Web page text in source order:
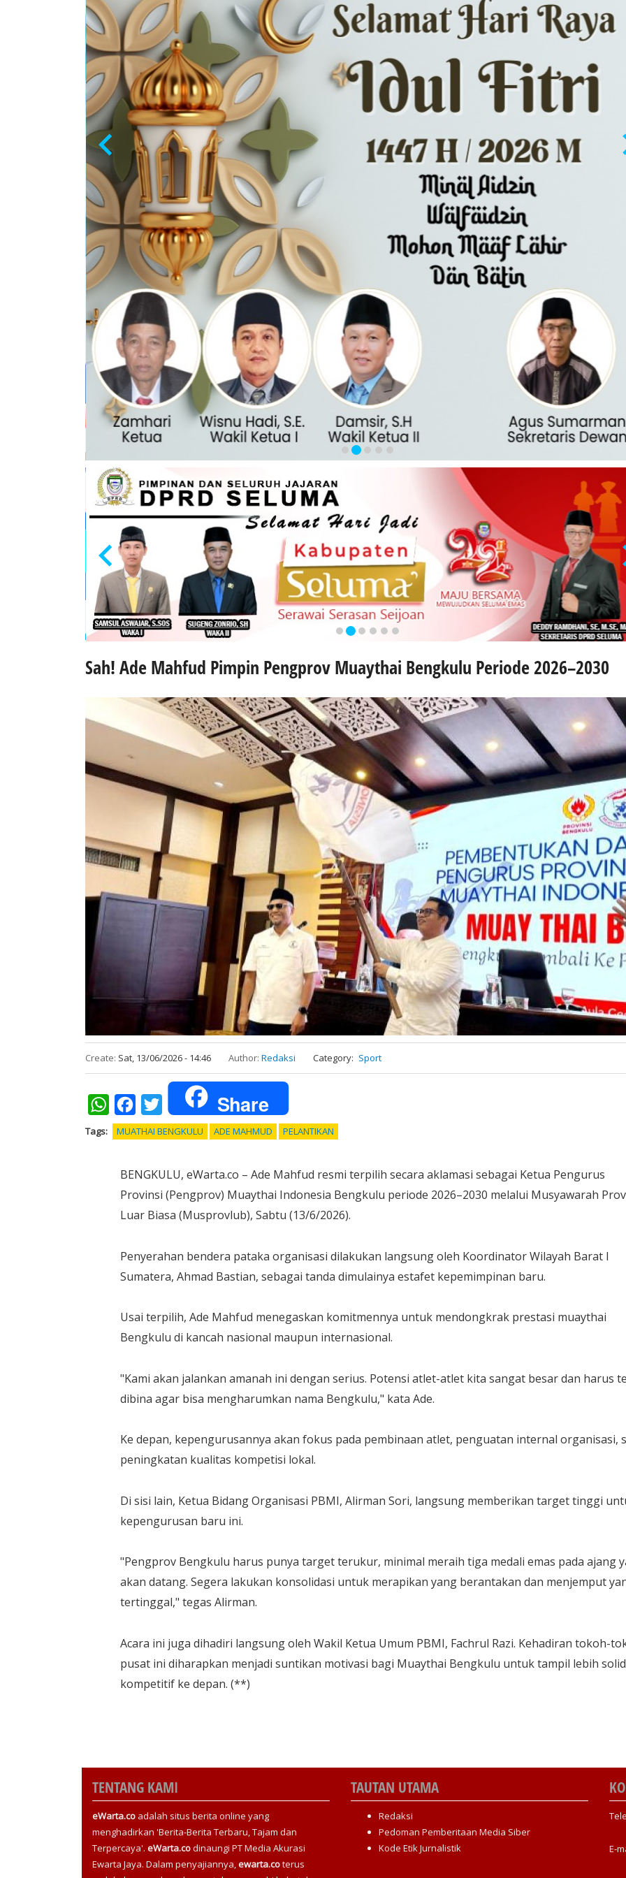
Sah! Ade Mahfud Pimpin Pengprov Muaythai Bengkulu Periode 2026–2030
Create: Sat, 13/06/2026 - 14:46 Author: Redaksi Category Sport
WhatsAppFacebookTwitter Share
Tags MUATHAI BENGKULU ADE MAHMUD PELANTIKAN
BENGKULU, eWarta.co – Ade Mahfud resmi terpilih secara aklamasi sebagai Ketua Pengurus
Provinsi (Pengprov) Muaythai Indonesia Bengkulu periode 2026–2030 melalui Musyawarah
Luar Biasa (Musprovlub), Sabtu (13/6/2026).
​Penyerahan bendera pataka organisasi dilakukan langsung oleh Koordinator Wilayah Barat I
Sumatera, Ahmad Bastian, sebagai tanda dimulainya estafet kepemimpinan baru.
​Usai terpilih, Ade Mahfud menegaskan komitmennya untuk mendongkrak prestasi muaythai
Bengkulu di kancah nasional maupun internasional.
​"Kami akan jalankan amanah ini dengan serius. Potensi atlet-atlet kita sangat besar dan harus
dibina agar bisa mengharumkan nama Bengkulu," kata Ade.
​Ke depan, kepengurusannya akan fokus pada pembinaan atlet, penguatan internal organisasi,
peningkatan kualitas kompetisi lokal.
​Di sisi lain, Ketua Bidang Organisasi PBMI, Alirman Sori, langsung memberikan target tinggi
kepengurusan baru ini.
​"Pengprov Bengkulu harus punya target terukur, minimal meraih tiga medali emas pada ajang
akan datang. Segera lakukan konsolidasi untuk merapikan yang berantakan dan menjemput
tertinggal," tegas Alirman.
​Acara ini juga dihadiri langsung oleh Wakil Ketua Umum PBMI, Fachrul Razi. Kehadiran tokoh-
pusat ini diharapkan menjadi suntikan motivasi bagi Muaythai Bengkulu untuk tampil lebih
kompetitif ke depan. (**)
TENTANG KAMI
eWarta.co adalah situs berita online yang
menghadirkan 'Berita-Berita Terbaru, Tajam dan
Terpercaya'. eWarta.codinaungi PT Media Akurasi
Ewarta Jaya. Dalam penyajiannya,ewarta.coterus
TAUTAN UTAMA
Redaksi
Pedoman Pemberitaan Media Siber
Kode Etik Jurnalistik
E-